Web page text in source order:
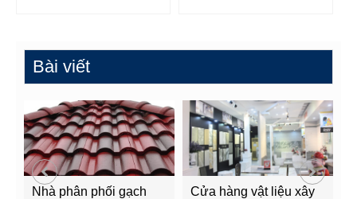
Bài viết
Nhà phân phối gạch
Cửa hàng vật liệu xây